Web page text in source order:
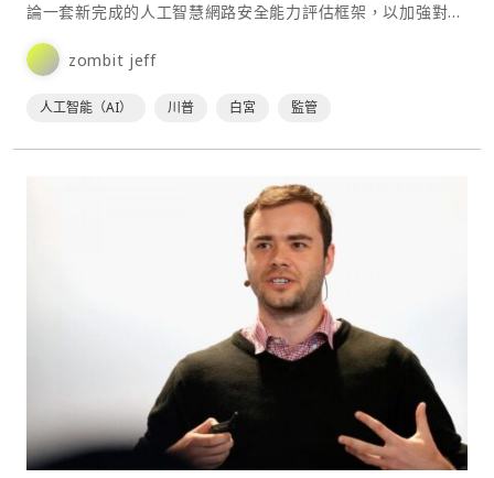
論一套新完成的人工智慧網路安全能力評估框架，以加強對最
先進AI模型潛在風險的監測與管理。⋯
zombit jeff
人工智能（AI） 川普 白宮 監管